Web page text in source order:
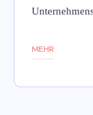
MEHR